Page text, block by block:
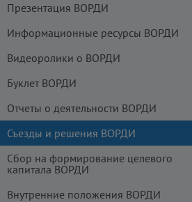
Презентация ВОРДИ
Информационные ресурсы ВОРДИ
Видеоролики о ВОРДИ
Буклет ВОРДИ
Отчеты о деятельности ВОРДИ
Съезды и решения ВОРДИ
Сбор на формирование целевого
капитала ВОРДИ
Внутренние положения ВОРДИ